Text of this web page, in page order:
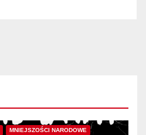
MNIEJSZOŚCI NARODOWE